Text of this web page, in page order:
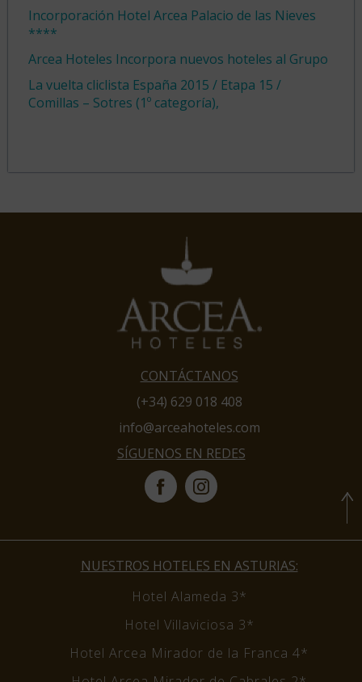
Incorporación Hotel Arcea Palacio de las Nieves
****
Arcea Hoteles Incorpora nuevos hoteles al Grupo
La vuelta cliclista España 2015 / Etapa 15 /
Comillas – Sotres (1º categoría),
CONTÁCTANOS
(+34) 629 018 408
info@arceahoteles.com
SÍGUENOS EN REDES
NUESTROS HOTELES EN ASTURIAS:
Hotel Alameda 3*
Hotel Villaviciosa 3*
Hotel Arcea Mirador de la Franca 4*